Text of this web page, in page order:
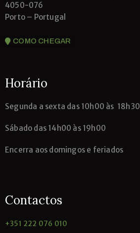
4050-076
Porto – Portugal
COMO CHEGAR
Horário
Segunda a sexta das 10h00 às 18h30
Sábado das 14h00 às 19h00
Encerra aos domingos e feriados
Contactos
+351 222 076 010